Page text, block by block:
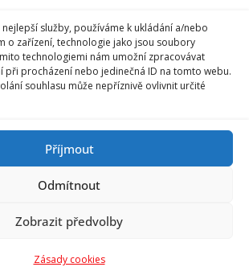
služby, používáme k ukládání a/nebo
o zařízení, technologie jako jsou soubory
technologiemi nám umožní zpracovávat
při procházení nebo jedinečná ID na tomto webu.
souhlasu může nepříznivě ovlivnit určité
Příjmout
Odmítnout
Zobrazit předvolby
Zásady cookies
dreva
– zálisky